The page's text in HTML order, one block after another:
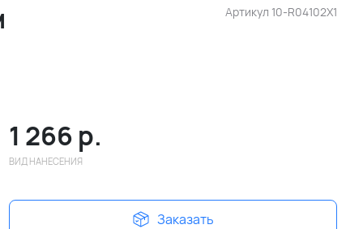
Артикул 10-R04102X1
1 266 р.
ВИД НАНЕСЕНИЯ
Заказать